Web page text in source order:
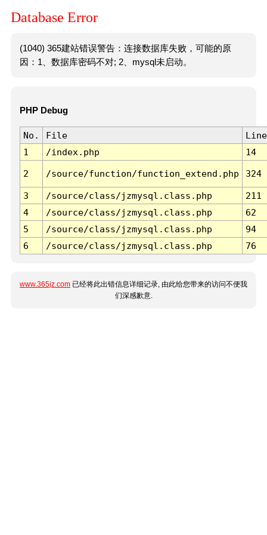
Database Error
(1040) 365建站错误警告：连接数据库失败，可能的原
因：1、数据库密码不对; 2、mysql未启动。
PHP Debug
No. File
Line
1
/index.php 14
2 /source/function/function_extend.php 324
3 /source/class/jzmysql.class.php
211
4
/source/class/jzmysql.class.php
62
5
/source/class/jzmysql.class.php
94
6
/source/class/jzmysql.class.php 76
www.365jz.com 已经将此出错信息详细记录, 由此给您带来的访问不便我
们深感歉意.